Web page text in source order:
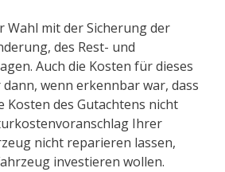
Wahl mit der Sicherung der
des Rest- und
Auch die Kosten für dieses
wenn erkennbar war, dass
Kosten des Gutachtens nicht
Ihrer
nicht reparieren lassen,
investieren wollen.